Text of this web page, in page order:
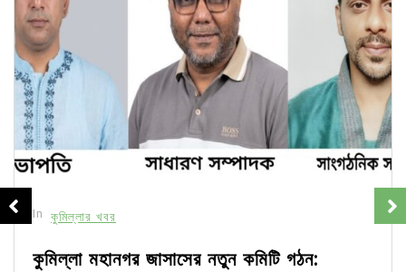
In কুমিল্লার খবর
কুমিল্লা মহানগর জাসাসের নতুন কমিটি গঠন: